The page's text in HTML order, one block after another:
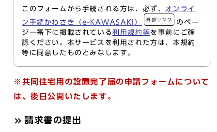
このフォームから手続される方は、必ず、 オンライ
ン手続かわさき（e-KAWASAKI）
外部リンク
のペー
ジ一番下に掲載されている利用規約等を事前にご確
認ください。本サービスを利用された方は、本規約
等に同意したものとみなします。
※共同住宅用の設置完了届の申請フォームについて
は、後日公開いたします。
請求書の提出